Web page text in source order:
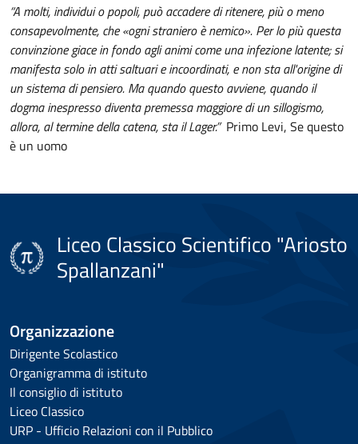
“A molti, individui o popoli, può accadere di ritenere, più o meno
consapevolmente, che «ogni straniero è nemico». Per lo più questa
convinzione giace in fondo agli animi come una infezione latente; si
manifesta solo in atti saltuari e incoordinati, e non sta all'origine di
un sistema di pensiero. Ma quando questo avviene, quando il
dogma inespresso diventa premessa maggiore di un sillogismo,
allora, al termine della catena, sta il Lager.”Primo Levi, Se questo
è un uomo
Liceo Classico Scientifico "Ariosto
Spallanzani"
Organizzazione
Dirigente Scolastico
Organigramma di istituto
Il consiglio di istituto
Liceo Classico
URP - Ufficio Relazioni con il Pubblico